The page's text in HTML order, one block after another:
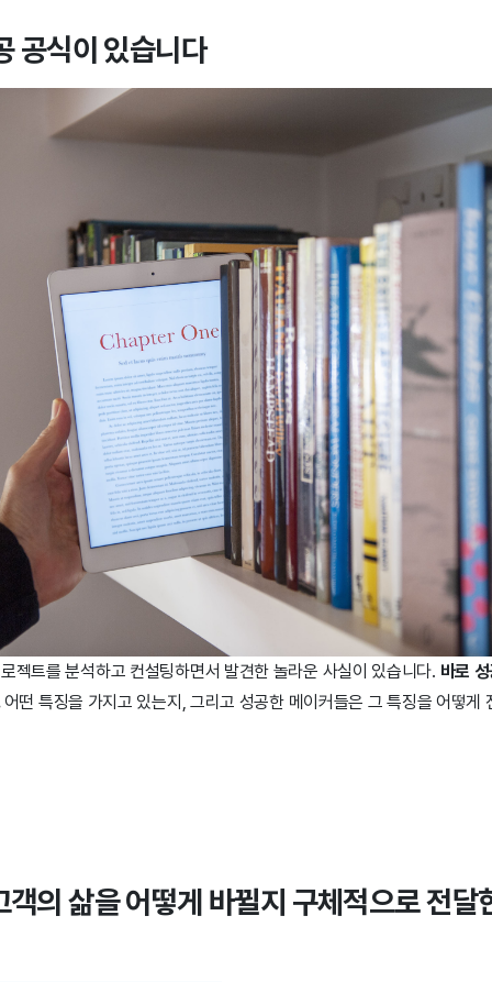
공식이 있습니다
젝트를 분석하고 컨설팅하면서 발견한 놀라운 사실이 있습니다. 바로
어떤 특징을 가지고 있는지, 그리고 성공한 메이커들은 그 특징을 어떻게
객의 삶을 어떻게 바뀔지 구체적으로 전달